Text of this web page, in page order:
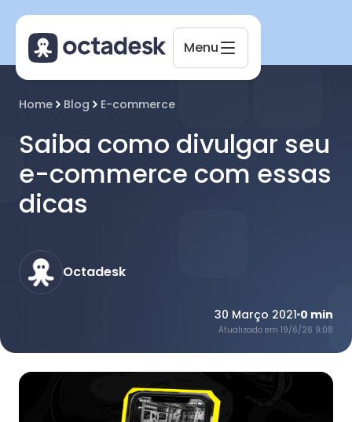
Menu
Home Blog E-commerce
Saiba como divulgar seu
e-commerce com essas
dicas
Octadesk
30 Março 2021 0 min
Atualizado em 19/6/26 9:08
Online agora